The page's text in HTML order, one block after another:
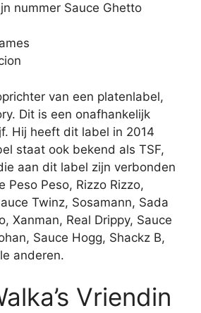
nummer Sauce Ghetto
van een platenlabel,
Dit is een onafhankelijk
Hij heeft dit label in 2014
staat ook bekend als TSF,
aan dit label zijn verbonden
Peso Peso, Rizzo Rizzo,
Twinz, Sosamann, Sada
Xanman, Real Drippy, Sauce
Sauce Hogg, Shackz B,
anderen.
Vriendin